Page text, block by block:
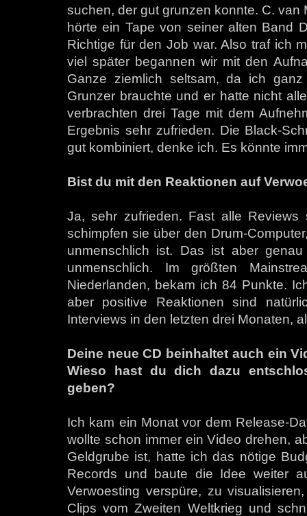
suchen, der gut grunzen konnte. C. van
hörte ein Tape von seiner alten Band
Richtige für den Job war. Also traf ich
viel später begannen wir mit den
Ganze ziemlich seltsam, da ich
Grunzer brauchte und er hatte nicht
verbrachten drei Tage mit dem
Ergebnis sehr zufrieden. Die Black-
gut kombiniert, denke ich. Es könnte
Bist du mit den Reaktionen auf
Ja, sehr zufrieden. Fast alle
schimpfen sie über den Drum-
unmenschlich ist. Das ist aber
unmenschlich. Im größten
Niederlanden, bekam ich 84 Punkte.
aber positive Reaktionen sind
Interviews in den letzten drei Monaten,
Deine neue CD beinhaltet auch ein
Wieso hast du dich dazu
geben?
Ich kam ein Monat vor dem Release-
wollte schon immer ein Video drehen,
Geldgrube ist, hatte ich das nötige
Records und baute die Idee weiter
Verwoesting verspüre, zu
Clips vom Zweiten Weltkrieg und